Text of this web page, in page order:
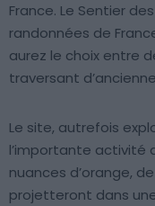
France. Le Sentier
randonnées de
aurez le choix entre
traversant
Le site, autrefois
l’importante activité
nuances d’orange,
projetteront dans